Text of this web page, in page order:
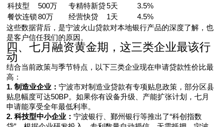
科技型
500万 专精特新贷5天
3.5%
餐饮连锁 80万 经营快贷 1天
4.5%
这些数据背后，是宁波火山贷款对本地银行产品的深度了解，也
是客户信任我们的原因。
四、七月融资黄金期，这三类企业最该行
动
结合当前政策与季节特点，以下三类企业现在申请贷款性价比最
高：
1. 制造业企业：宁波市对制造业贷款有专项贴息政策，部分区县
贴息幅度可达50BP。如果你有设备升级、产能扩张计划，七月
申请能享受全年最低利率。
2. 科技型中小企业：宁波银行、鄞州银行等推出了“科创指数